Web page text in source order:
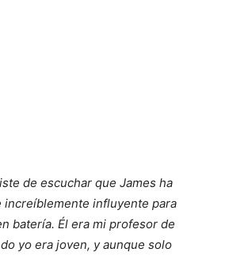
de escuchar que James ha
increíblemente influyente para
batería. Él era mi profesor de
yo era joven, y aunque solo